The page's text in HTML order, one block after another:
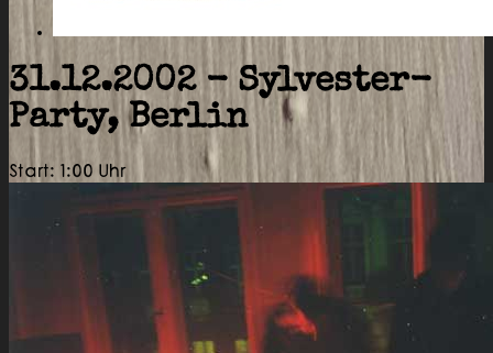
31.12.2002 - Sylvester-
Party, Berlin
Start: 1:00 Uhr